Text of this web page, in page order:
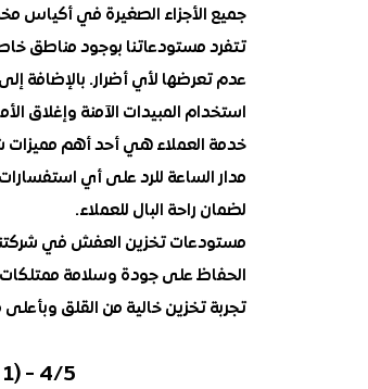
جميع الأجزاء الصغيرة في أكياس
تتفرد مستودعاتنا بوجود مناطق
عدم تعرضها لأي أضرار. بالإضافة
استخدام المبيدات الآمنة وإغلاق
خدمة العملاء هي أحد أهم مميزات
مدار الساعة للرد على أي
لضمان راحة البال للعملاء.
مستودعات تخزين العفش في شركتنا
الحفاظ على جودة وسلامة ممتلكات
تجربة تخزين خالية من القلق
4/5 - (1 صوت واحد)